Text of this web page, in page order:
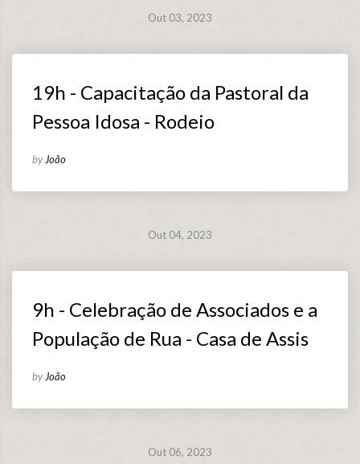
Out 03, 2023
19h - Capacitação da Pastoral da
Pessoa Idosa - Rodeio
by João
Out 04, 2023
9h - Celebração de Associados e a
População de Rua - Casa de Assis
by João
Out 06, 2023